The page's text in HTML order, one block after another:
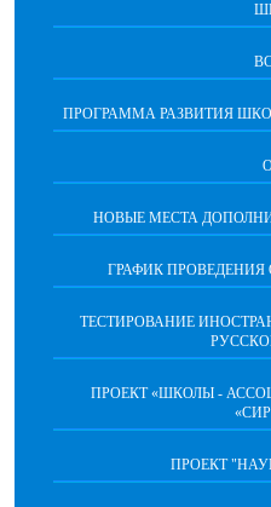
ПРОГРАММА РАЗВИТИЯ
НОВЫЕ МЕСТА
ГРАФИК
ТЕСТИРОВАНИЕ
ПРОЕКТ «ШКОЛЫ -
ПРОЕКТ